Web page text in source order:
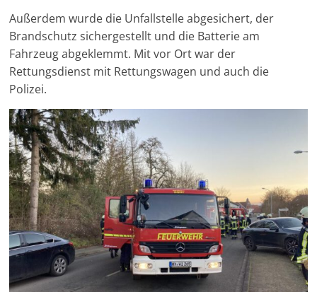
Außerdem wurde die Unfallstelle abgesichert, der
Brandschutz sichergestellt und die Batterie am
Fahrzeug abgeklemmt. Mit vor Ort war der
Rettungsdienst mit Rettungswagen und auch die
Polizei.